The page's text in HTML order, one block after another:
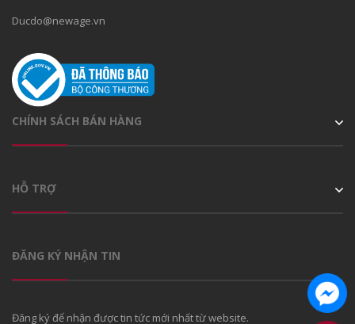
Ducdo@newage.vn
CHÍNH SÁCH BÁN HÀNG
HỖ TRỢ
ĐĂNG KÝ NHẬN TIN
Đăng ký để nhận được tin tức mới nhất từ website.